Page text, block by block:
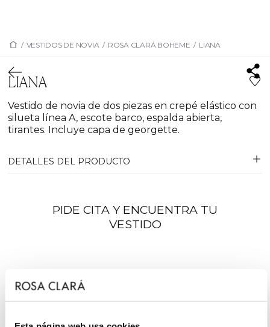
/ VESTIDOS DE NOVIA / ROSA CLARÁ BOHEME / LIANA
LIANA
Vestido de novia de dos piezas en crepé elástico con
silueta línea A, escote barco, espalda abierta,
tirantes. Incluye capa de georgette.
DETALLES DEL PRODUCTO
PIDE CITA Y ENCUENTRA TU
VESTIDO